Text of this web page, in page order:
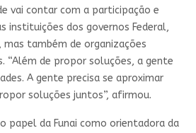
vai contar com a participação e
instituições dos governos Federal,
mas também de organizações
“Além de propor soluções, a gente
A gente precisa se aproximar
soluções juntos”, afirmou.
papel da Funai como orientadora da